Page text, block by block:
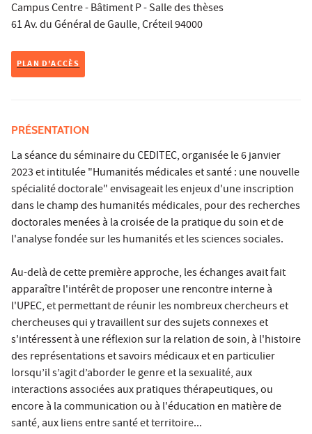
Campus Centre - Bâtiment P - Salle des thèses
61 Av. du Général de Gaulle, Créteil 94000
PLAN D'ACCÈS
PRÉSENTATION
La séance du séminaire du CEDITEC, organisée le 6 janvier
2023 et intitulée "Humanités médicales et santé : une nouvelle
spécialité doctorale" envisageait les enjeux d'une inscription
dans le champ des humanités médicales, pour des recherches
doctorales menées à la croisée de la pratique du soin et de
l'analyse fondée sur les humanités et les sciences sociales.
Au-delà de cette première approche, les échanges avait fait
apparaître l'intérêt de proposer une rencontre interne à
l'UPEC, et permettant de réunir les nombreux chercheurs et
chercheuses qui y travaillent sur des sujets connexes et
s'intéressent à une réflexion sur la relation de soin, à l'histoire
des représentations et savoirs médicaux et en particulier
lorsqu’il s’agit d’aborder le genre et la sexualité, aux
interactions associées aux pratiques thérapeutiques, ou
encore à la communication ou à l'éducation en matière de
santé, aux liens entre santé et territoire...